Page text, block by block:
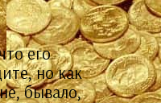
его
но как
бывало,